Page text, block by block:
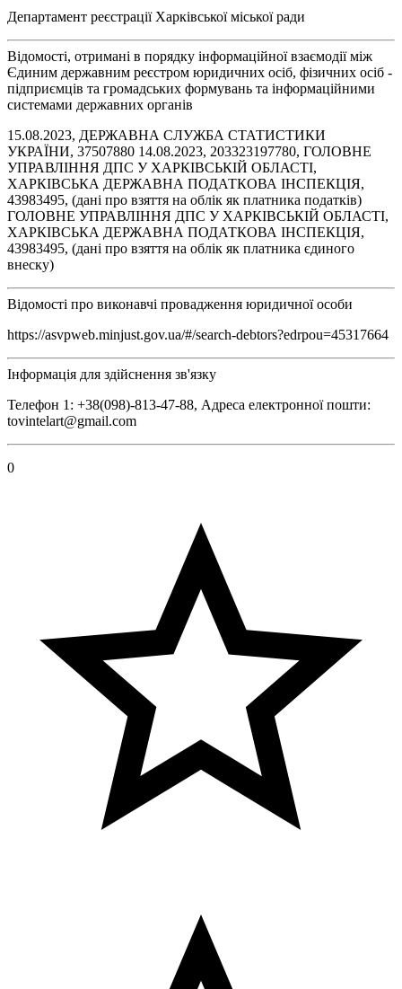
Департамент реєстрації Харківської міської ради
Відомості, отримані в порядку інформаційної взаємодії між
Єдиним державним реєстром юридичних осіб, фізичних осіб -
підприємців та громадських формувань та інформаційними
системами державних органів
15.08.2023, ДЕРЖАВНА СЛУЖБА СТАТИСТИКИ
УКРАЇНИ, 37507880 14.08.2023, 203323197780, ГОЛОВНЕ
УПРАВЛІННЯ ДПС У ХАРКІВСЬКІЙ ОБЛАСТІ,
ХАРКІВСЬКА ДЕРЖАВНА ПОДАТКОВА ІНСПЕКЦІЯ,
43983495, (дані про взяття на облік як платника податків)
ГОЛОВНЕ УПРАВЛІННЯ ДПС У ХАРКІВСЬКІЙ ОБЛАСТІ,
ХАРКІВСЬКА ДЕРЖАВНА ПОДАТКОВА ІНСПЕКЦІЯ,
43983495, (дані про взяття на облік як платника єдиного
внеску)
Відомості про виконавчі провадження юридичної особи
https://asvpweb.minjust.gov.ua/#/search-debtors?edrpou=45317664
Інформація для здійснення зв'язку
Телефон 1: +38(098)-813-47-88, Адреса електронної пошти:
tovintelart@gmail.com
0